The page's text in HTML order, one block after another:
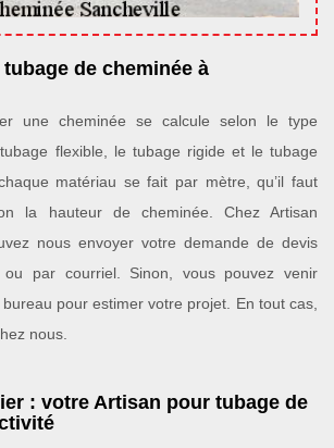
de cheminée à
une cheminée se calcule selon le type
flexible, le tubage rigide et le tubage
matériau se fait par mètre, qu’il faut
la hauteur de cheminée. Chez Artisan
nous envoyer votre demande de devis
par courriel. Sinon, vous pouvez venir
pour estimer votre projet. En tout cas,
nous.
: votre Artisan pour tubage de